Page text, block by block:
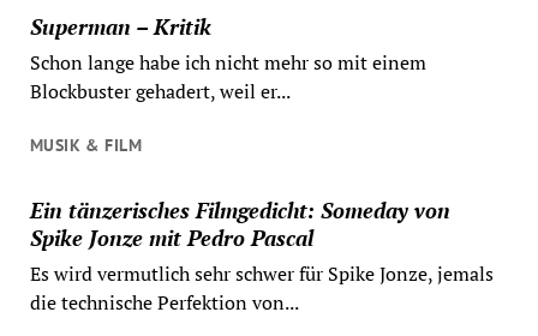
Superman – Kritik
Schon lange habe ich nicht mehr so mit einem
Blockbuster gehadert, weil er...
MUSIK & FILM
Ein tänzerisches Filmgedicht: Someday von
Spike Jonze mit Pedro Pascal
Es wird vermutlich sehr schwer für Spike Jonze, jemals
die technische Perfektion von...